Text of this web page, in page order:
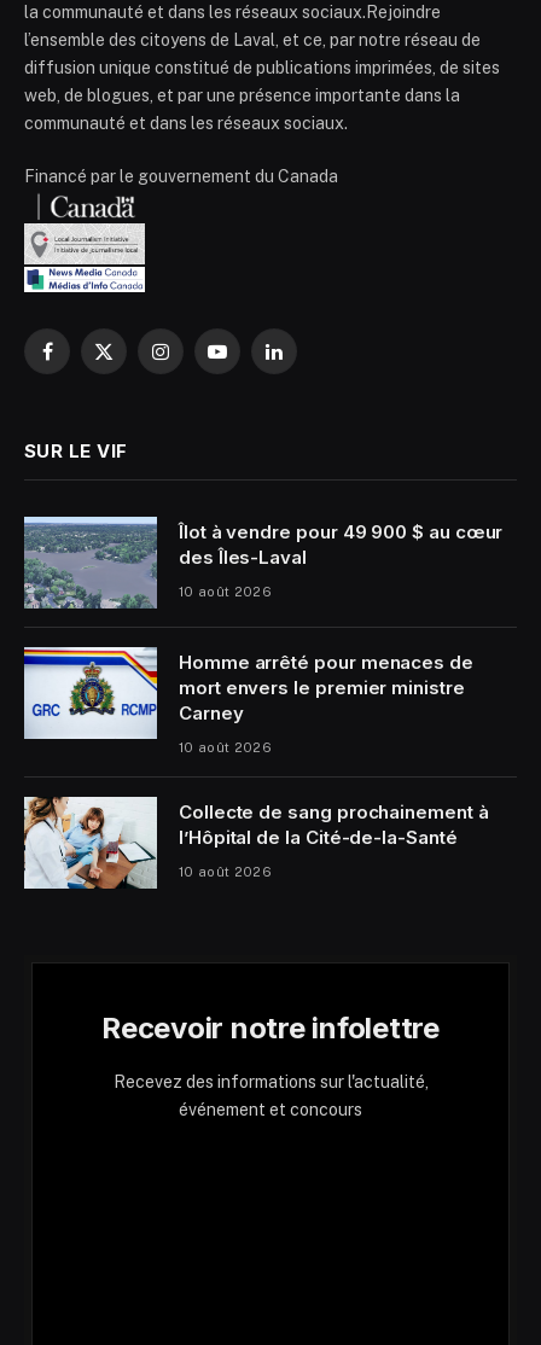
la communauté et dans les réseaux sociaux.Rejoindre
l’ensemble des citoyens de Laval, et ce, par notre réseau de
diffusion unique constitué de publications imprimées, de sites
web, de blogues, et par une présence importante dans la
communauté et dans les réseaux sociaux.
Financé par le gouvernement du Canada
Facebook
X
InstagramYouTubeLinkedIn
SUR LE VIF
Îlot à vendre pour 49 900 $ au cœur
des Îles-Laval
10 août 2026
Homme arrêté pour menaces de
mort envers le premier ministre
Carney
10 août 2026
Collecte de sang prochainement à
l’Hôpital de la Cité-de-la-Santé
10 août 2026
Recevoir notre infolettre
Recevez des informations sur l'actualité,
événement et concours